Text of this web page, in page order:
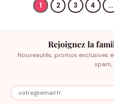
1 2 3 4 …
Rejoignez la
Nouveautés, promos exclusives
spam,